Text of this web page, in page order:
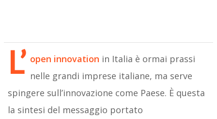
L’ open innovation in Italia è ormai prassi
nelle grandi imprese italiane, ma serve
spingere sull’innovazione come Paese. È questa
la sintesi del messaggio portato